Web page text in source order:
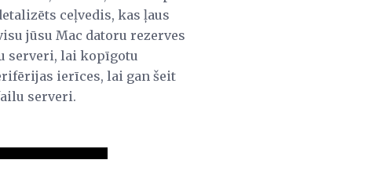
ceļvedis, kas ļaus
jūsu Mac datoru rezerves
serveri, lai kopīgotu
ierīces, lai gan šeit
serveri.